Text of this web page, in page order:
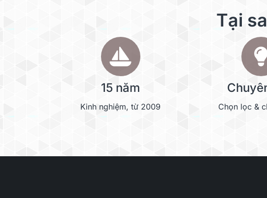
Tại
15 năm
Kinh nghiệm, từ 2009 Chọn lọc &